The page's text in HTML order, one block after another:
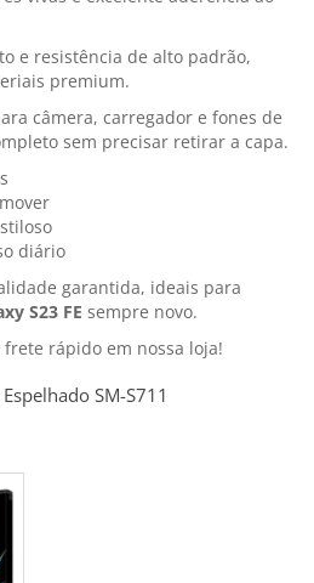
e resistência de alto padrão,
premium.
câmera, carregador e fones de
sem precisar retirar a capa.
diário
garantida, ideais para
S23 FE sempre novo.
rápido em nossa loja!
SM-S711